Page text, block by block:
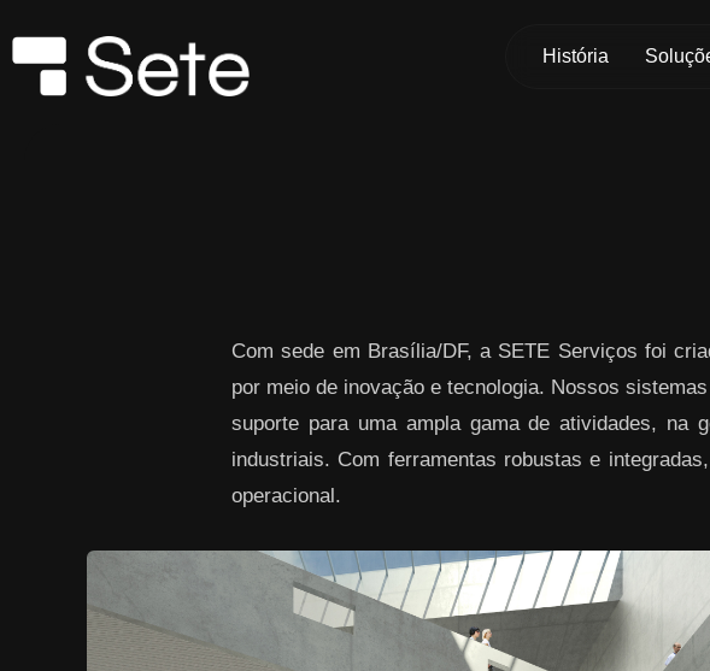
História
Com sede em Brasília/DF, a SETE Serviços foi
por meio de inovação e tecnologia. Nossos
suporte para uma ampla gama de atividades, na
industriais. Com ferramentas robustas e
operacional.